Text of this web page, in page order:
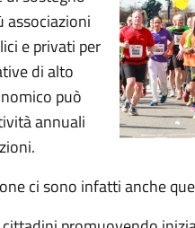
associazioni
e privati per
di alto
può
annuali
ci sono infatti anche